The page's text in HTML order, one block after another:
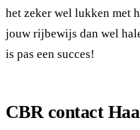
het zeker wel lukken met
jouw rijbewijs dan wel
is pas een succes!
CBR contact